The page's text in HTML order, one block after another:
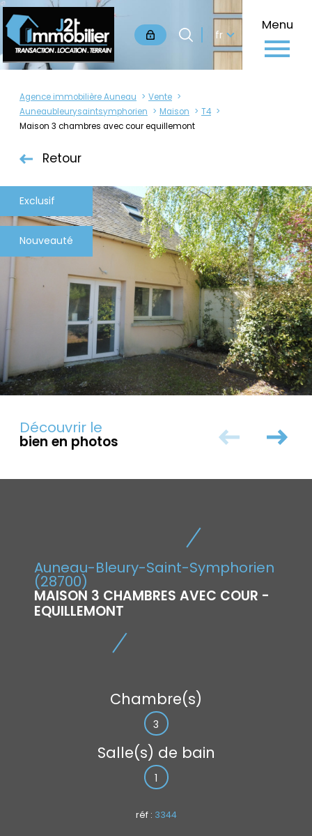
Menu
Langue
fr
Accueil
Langue
fr
Agence immobilière Auneau
Vente
Auneaubleurysaintsymphorien
Maison
T4
Maison 3 chambres avec cour equillemont
Retour
Exclusif
Nouveauté
Découvrir le
bien en photos
Auneau-Bleury-Saint-Symphorien
(28700)
MAISON 3 CHAMBRES AVEC COUR -
EQUILLEMONT
Chambre(s)
3
Salle(s) de bain
1
réf : 3344